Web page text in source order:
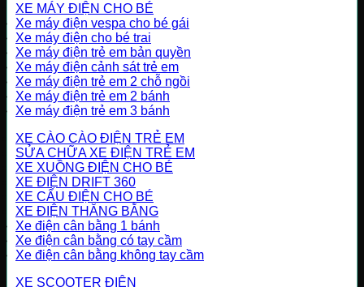
XE MÁY ĐIỆN CHO BÉ
Xe máy điện vespa cho bé gái
Xe máy điện cho bé trai
Xe máy điện trẻ em bản quyền
Xe máy điện cảnh sát trẻ em
Xe máy điện trẻ em 2 chỗ ngồi
Xe máy điện trẻ em 2 bánh
Xe máy điện trẻ em 3 bánh
XE CÀO CÀO ĐIỆN TRẺ EM
SỬA CHỮA XE ĐIỆN TRẺ EM
XE XUỒNG ĐIỆN CHO BÉ
XE ĐIỆN DRIFT 360
XE CẨU ĐIỆN CHO BÉ
XE ĐIỆN THĂNG BẰNG
Xe điện cân bằng 1 bánh
Xe điện cân bằng có tay cầm
Xe điện cân bằng không tay cầm
XE SCOOTER ĐIỆN